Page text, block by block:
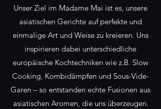
Unser Ziel im Madame Mai ist es, unsere
asiatischen Gerichte auf perfekte und
einmalige Art und Weise zu kreieren. Uns
inspirieren dabei unterschiedliche
europäische Kochtechniken wie z.B. Slow
Cooking, Kombidämpfen und Sous-Vide-
Garen – so entstanden echte Fusionen aus
asiatischen Aromen, die uns überzeugen.